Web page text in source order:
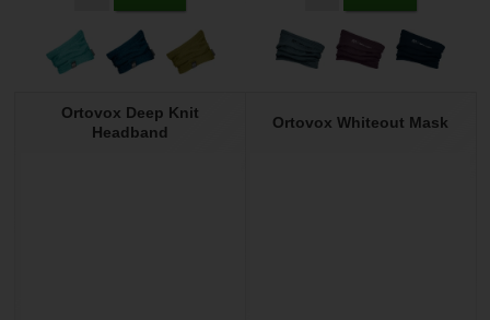
Ortovox Deep Knit
Headband
Ortovox Whiteout Mask